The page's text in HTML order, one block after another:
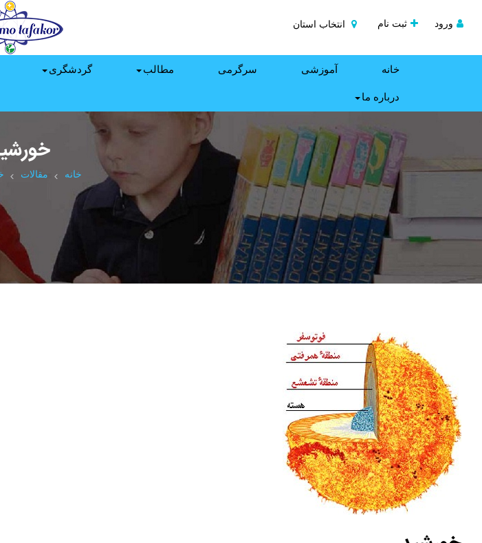
ورود ثبت نام انتخاب استان
خانه آموزشی سرگرمی مطالب گردشگری
درباره ما
خانه مقالات